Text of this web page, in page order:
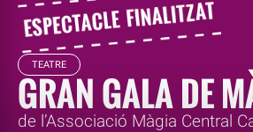
TEATRE
GRAN GALA DE
de l’Associació Màgia Central